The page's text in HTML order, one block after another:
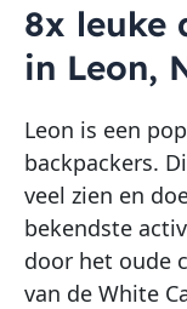
8x leuke
in Leon,
Leon is een
backpackers.
veel zien en
bekendste
door het oude
van de White